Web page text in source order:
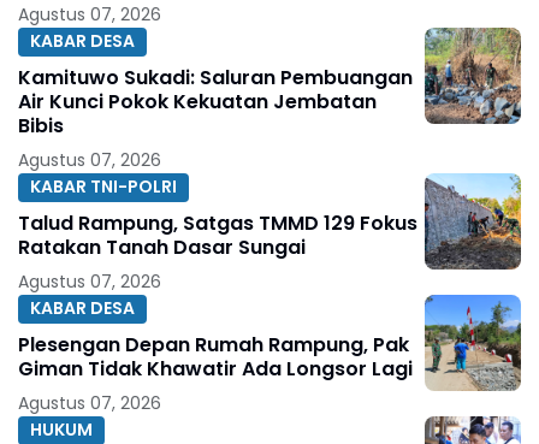
Agustus 07, 2026
KABAR DESA
Kamituwo Sukadi: Saluran Pembuangan
Air Kunci Pokok Kekuatan Jembatan
Bibis
Agustus 07, 2026
KABAR TNI-POLRI
Talud Rampung, Satgas TMMD 129 Fokus
Ratakan Tanah Dasar Sungai
Agustus 07, 2026
KABAR DESA
Plesengan Depan Rumah Rampung, Pak
Giman Tidak Khawatir Ada Longsor Lagi
Agustus 07, 2026
HUKUM